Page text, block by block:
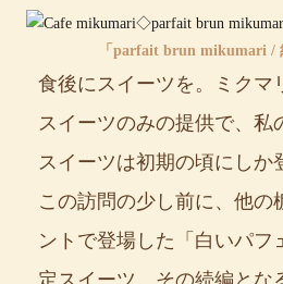
「parfait brun mikumari /
食後にスイーツを。ミクマ
スイーツのみの提供で、私
スイーツは初期の頃にしか
この訪問の少し前に、他の
ントで登場した「白いパフ